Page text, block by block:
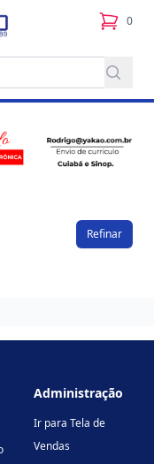
0
itens
Refinar
Administração
Ir para Tela de
Vendas